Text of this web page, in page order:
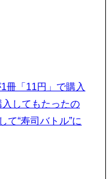
冊「11円」で購入
してもたったの
て“寿司バトル”に